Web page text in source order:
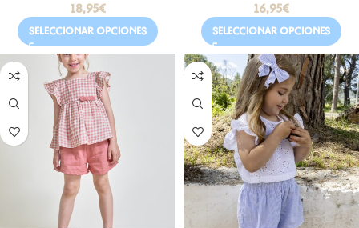
18,95€
SELECCIONAR OPCIONES
16,95€
SELECCIONAR OPCIONES